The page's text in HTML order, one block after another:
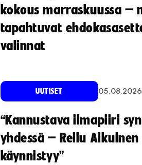
kokous marraskuussa –
tapahtuvat
valinnat
UUTISET 05.08.2026
“Kannustava ilmapiiri
yhdessä – Reilu
käynnistyy”